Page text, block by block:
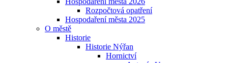
Rozpočtová opatření
Hospodaření města 2025
O městě
Historie
Historie Nýřan
Hornictví